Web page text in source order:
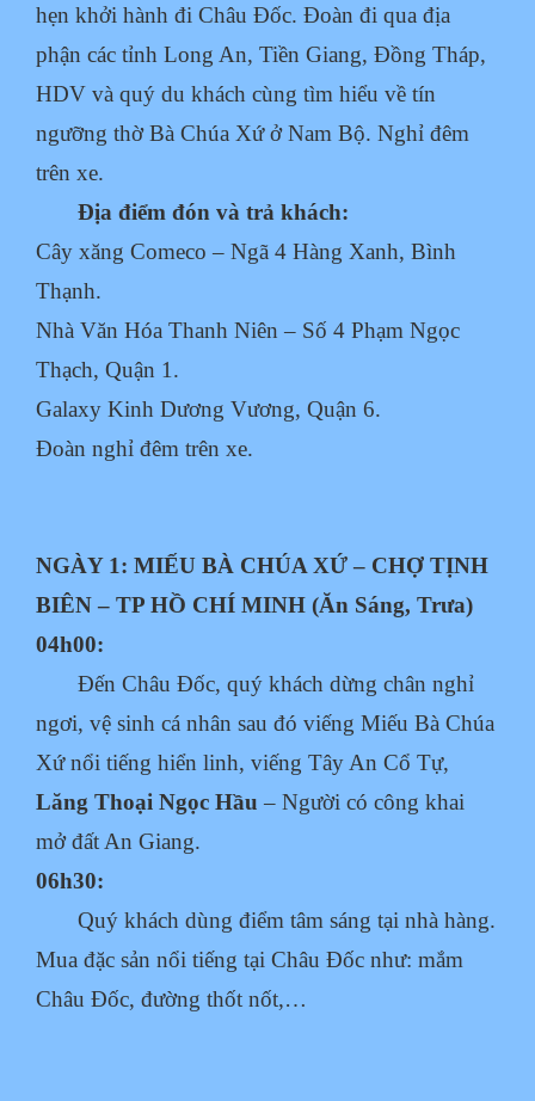
hẹn khởi hành đi Châu Đốc. Đoàn đi qua địa
phận các tỉnh Long An, Tiền Giang, Đồng Tháp,
HDV và quý du khách cùng tìm hiểu về tín
ngưỡng thờ Bà Chúa Xứ ở Nam Bộ. Nghỉ đêm
trên xe.
Địa điểm đón và trả khách:
Cây xăng Comeco – Ngã 4 Hàng Xanh, Bình
Thạnh.
Nhà Văn Hóa Thanh Niên – Số 4 Phạm Ngọc
Thạch, Quận 1.
Galaxy Kinh Dương Vương, Quận 6.
Đoàn nghỉ đêm trên xe.
NGÀY 1: MIẾU BÀ CHÚA XỨ – CHỢ TỊNH
BIÊN – TP HỒ CHÍ MINH (Ăn Sáng, Trưa)
04h00:
Đến Châu Đốc, quý khách dừng chân nghỉ
ngơi, vệ sinh cá nhân sau đó viếng Miếu Bà Chúa
Xứ nổi tiếng hiển linh, viếng Tây An Cổ Tự,
Lăng Thoại Ngọc Hầu – Người có công khai
mở đất An Giang.
06h30:
Quý khách dùng điểm tâm sáng tại nhà hàng.
Mua đặc sản nổi tiếng tại Châu Đốc như: mắm
Châu Đốc, đường thốt nốt,…